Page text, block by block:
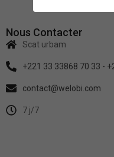
Nous Contacter
Scat urbam
+221 33 33868 70 33 -
contact@welobi.com
7 j/7